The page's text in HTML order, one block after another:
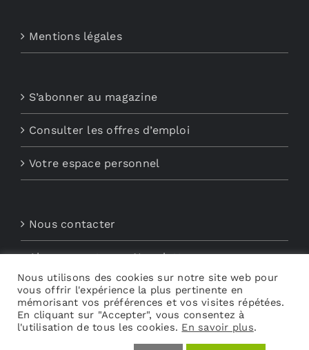
Mentions légales
S’abonner au magazine
Consulter les offres d’emploi
Votre espace personnel
Nous contacter
Abonnements aux Newsletters
Découvrez My Audio
Nous utilisons des cookies sur notre site web pour
vous offrir l'expérience la plus pertinente en
mémorisant vos préférences et vos visites répétées.
En cliquant sur "Accepter", vous consentez à
l'utilisation de tous les cookies. En savoir plus.